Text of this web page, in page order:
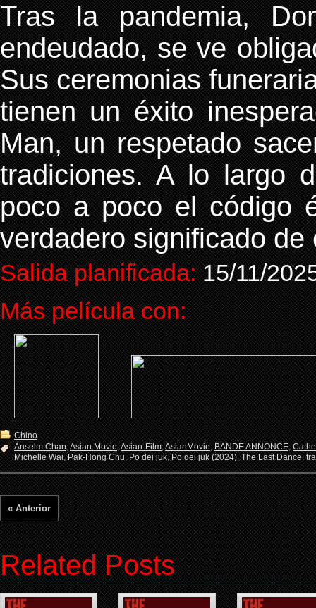
Tras la pandemia,
endeudado, se ve
Sus ceremonias
tienen un éxito
Man, un respetado
tradiciones. A lo largo
poco a poco el código
verdadero significado de
Salida planificada:15/11/
Más película con:
Chino
Anselm Chan,Asian Movie,Asian-Film,AsianMovie,BANDE ANNONCE,
Michelle Wai,Pak-Hong Chu,Po dei juk,Po dei juk (2024),The Last Dance,
« Anterior
Related Posts